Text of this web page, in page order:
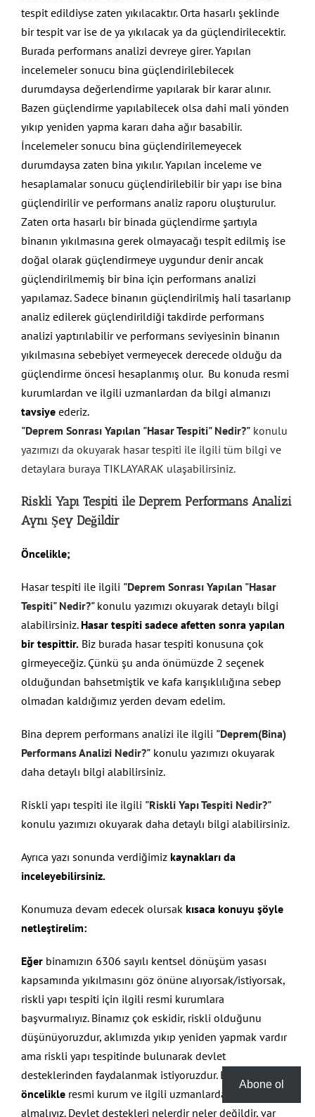
tespit edildiyse zaten yıkılacaktır. Orta hasarlı şeklinde
bir tespit var ise de ya yıkılacak ya da güçlendirilecektir.
Burada performans analizi devreye girer. Yapılan
incelemeler sonucu bina güçlendirilebilecek
durumdaysa değerlendirme yapılarak bir karar alınır.
Bazen güçlendirme yapılabilecek olsa dahi mali yönden
yıkıp yeniden yapma kararı daha ağır basabilir.
İncelemeler sonucu bina güçlendirilemeyecek
durumdaysa zaten bina yıkılır. Yapılan inceleme ve
hesaplamalar sonucu güçlendirilebilir bir yapı ise bina
güçlendirilir ve performans analiz raporu oluşturulur.
Zaten orta hasarlı bir binada güçlendirme şartıyla
binanın yıkılmasına gerek olmayacağı tespit edilmiş ise
doğal olarak güçlendirmeye uygundur denir ancak
güçlendirilmemiş bir bina için performans analizi
yapılamaz. Sadece binanın güçlendirilmiş hali tasarlanıp
analiz edilerek güçlendirildiği takdirde performans
analizi yaptırılabilir ve performans seviyesinin binanın
yıkılmasına sebebiyet vermeyecek derecede olduğu da
güçlendirme öncesi hesaplanmış olur. Bu konuda resmi
kurumlardan ve ilgili uzmanlardan da bilgi almanızı
tavsiyeederiz.
"Deprem Sonrası Yapılan "Hasar Tespiti" Nedir?"konulu
yazımızı da okuyarak hasar tespiti ile ilgili tüm bilgi ve
detaylara buraya TIKLAYARAK ulaşabilirsiniz.
Riskli Yapı Tespiti ile Deprem Performans Analizi
Aynı Şey Değildir
Öncelikle;
Hasar tespiti ile ilgili "Deprem Sonrası Yapılan "Hasar
Tespiti" Nedir?" konulu yazımızı okuyarak detaylı bilgi
alabilirsiniz. Hasar tespiti sadece afetten sonra yapılan
bir tespittir.Biz burada hasar tespiti konusuna çok
girmeyeceğiz. Çünkü şu anda önümüzde 2 seçenek
olduğundan bahsetmiştik ve kafa karışıklılığına sebep
olmadan kaldığımız yerden devam edelim.
Bina deprem performans analizi ile ilgili "Deprem(Bina)
Performans Analizi Nedir?"konulu yazımızı okuyarak
daha detaylı bilgi alabilirsiniz.
Riskli yapı tespiti ile ilgili "Riskli Yapı Tespiti Nedir?"
konulu yazımızı okuyarak daha detaylı bilgi alabilirsiniz.
Ayrıca yazı sonunda verdiğimiz kaynakları da
inceleyebilirsiniz.
Konumuza devam edecek olursak kısaca konuyu şöyle
netleştirelim:
Eğerbinamızın 6306 sayılı kentsel dönüşüm yasası
kapsamında yıkılmasını göz önüne alıyorsak/istiyorsak,
riskli yapı tespiti için ilgili resmi kurumlara
başvurmalıyız. Binamız çok eskidir, riskli olduğunu
düşünüyoruzdur, aklımızda yıkıp yeniden yapmak vardır
ama riskli yapı tespitinde bulunarak devlet
desteklerinden faydalanmak istiyoruzdur. Bu durumda
öncelikleresmi kurum ve ilgili uzmanlardan detaylı bilgi
almalıyız. Devlet destekleri nelerdir neler değildir, var
Abone ol